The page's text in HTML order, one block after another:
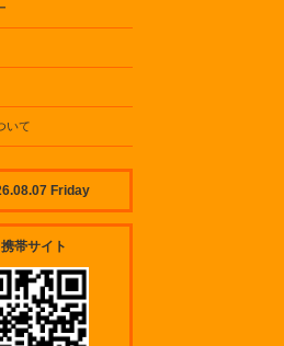
いて
Friday
携帯サイト